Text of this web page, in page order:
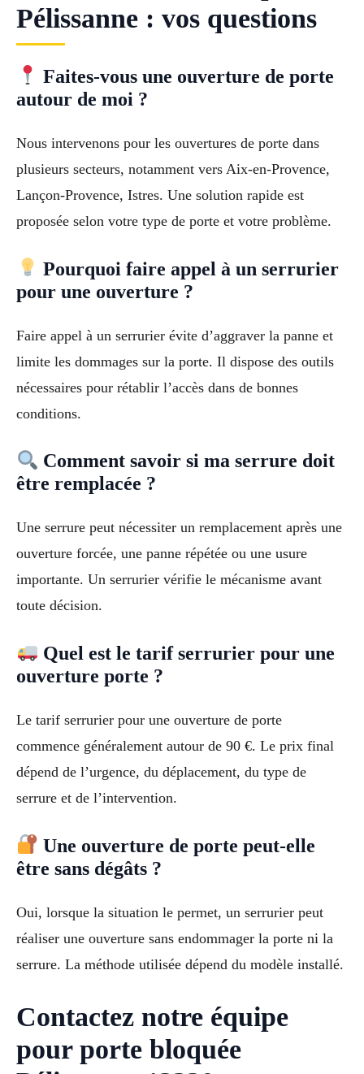
Pélissanne : vos questions
Faites-vous une ouverture de porte
autour de moi ?
Nous intervenons pour les ouvertures de porte dans
plusieurs secteurs, notamment vers Aix-en-Provence,
Lançon-Provence, Istres. Une solution rapide est
proposée selon votre type de porte et votre problème.
Pourquoi faire appel à un serrurier
pour une ouverture ?
Faire appel à un serrurier évite d’aggraver la panne et
limite les dommages sur la porte. Il dispose des outils
nécessaires pour rétablir l’accès dans de bonnes
conditions.
Comment savoir si ma serrure doit
être remplacée ?
Une serrure peut nécessiter un remplacement après une
ouverture forcée, une panne répétée ou une usure
importante. Un serrurier vérifie le mécanisme avant
toute décision.
Quel est le tarif serrurier pour une
ouverture porte ?
Le tarif serrurier pour une ouverture de porte
commence généralement autour de 90 €. Le prix final
dépend de l’urgence, du déplacement, du type de
serrure et de l’intervention.
Une ouverture de porte peut-elle
être sans dégâts ?
Oui, lorsque la situation le permet, un serrurier peut
réaliser une ouverture sans endommager la porte ni la
serrure. La méthode utilisée dépend du modèle installé.
Contactez notre équipe
pour porte bloquée